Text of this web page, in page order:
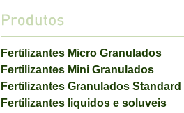
Fertilizantes Micro Granulados
Fertilizantes Mini Granulados
Fertilizantes Granulados Standard
Fertilizantes liquidos e soluveis